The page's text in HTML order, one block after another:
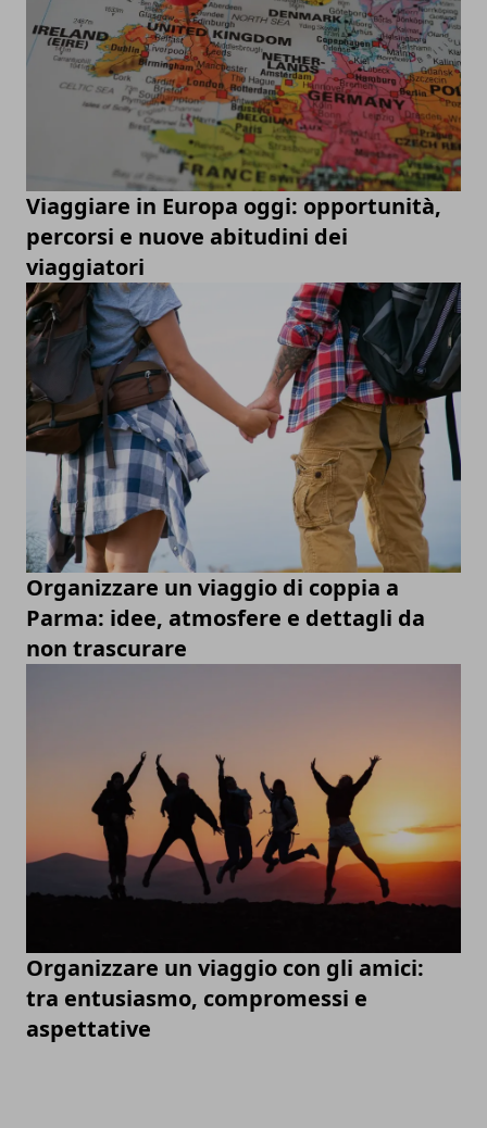
Viaggiare in Europa oggi: opportunità,
percorsi e nuove abitudini dei
viaggiatori
Organizzare un viaggio di coppia a
Parma: idee, atmosfere e dettagli da
non trascurare
Organizzare un viaggio con gli amici:
tra entusiasmo, compromessi e
aspettative